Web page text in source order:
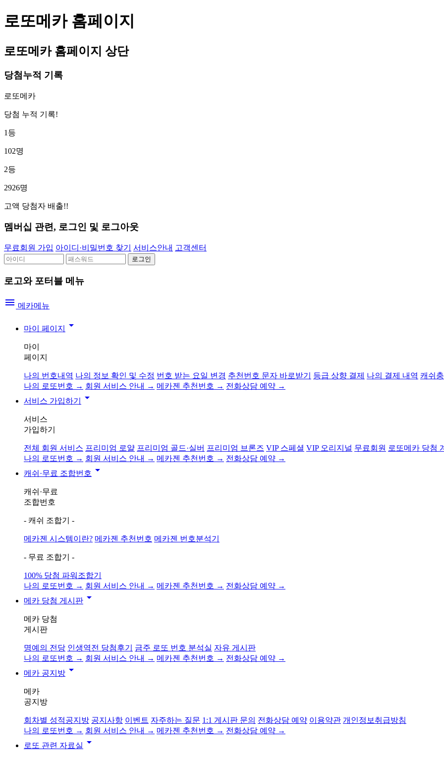
로또메카 홈페이지
로또메카 홈페이지 상단
당첨누적 기록
로또메카
당첨 누적 기록!
1등
102명
2등
2926명
고액 당첨자 배출!!
멤버십 관련, 로그인 및 로그아웃
무료회원 가입 아이디·비밀번호 찾기 서비스안내 고객센터
로고와 포터블 메뉴
menu 메카메뉴
마이 페이지 arrow_drop_down
마이
페이지
나의 번호내역 나의 정보 확인 및 수정 번호 받는 요일 변경 추천번호 문자 바로받기 등급 상향 결제 나의 결제 내역 캐쉬
나의 로또번호 → 회원 서비스 안내 → 메카젠 추천번호 → 전화상담 예약 →
서비스 가입하기
arrow_drop_down
서비스
가입하기
전체 회원 서비스 프리미엄 로얄 프리미엄 골드·실버 프리미엄 브론즈 VIP 스페셜 VIP 오리지널 무료회원 로또메카 당첨
나의 로또번호 → 회원 서비스 안내 → 메카젠 추천번호 → 전화상담 예약 →
캐쉬·무료 조합번호 arrow_drop_down
캐쉬·무료
조합번호
- 캐쉬 조합기 -
메카젠 시스템이란? 메카젠 추천번호 메카젠 번호분석기
- 무료 조합기 -
100% 당첨 파워조합기
나의 로또번호 → 회원 서비스 안내 → 메카젠 추천번호 → 전화상담 예약 →
메카 당첨 게시판 arrow_drop_down
메카 당첨
게시판
명예의 전당 인생역전 당첨후기 금주 로또 번호 분석실 자유 게시판
나의 로또번호 → 회원 서비스 안내 → 메카젠 추천번호 → 전화상담 예약 →
메카 공지방 arrow_drop_down
메카
공지방
회차별 성적공지방 공지사항 이벤트 자주하는 질문 1:1 게시판 문의 전화상담 예약 이용약관 개인정보취급방침
나의 로또번호 → 회원 서비스 안내 → 메카젠 추천번호 → 전화상담 예약 →
로또 관련 자료실 arrow_drop_down